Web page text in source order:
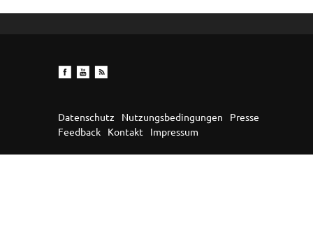
Datenschutz Nutzungsbedingungen
Presse
Feedback
Kontakt Impressum